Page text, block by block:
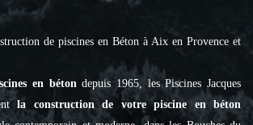
de piscines en Béton à Aix en Provence et
en bétondepuis 1965, les Piscines Jacques
la construction de votre piscine en béton